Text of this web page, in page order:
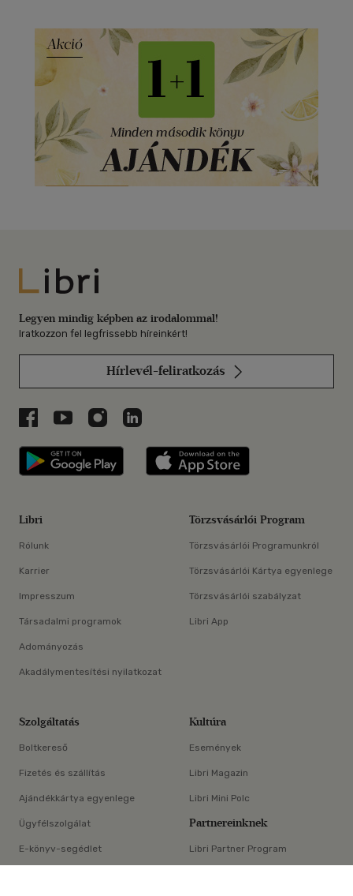
×
Libri
Legyen mindig képben az irodalommal!
Iratkozzon fel legfrissebb híreinkért!
Hírlevél-feliratkozás
Libri a Facebookon
Libri a Youtube-on
Libri az Instagramon
Libri a LinkedInen
Libri applikáció Szerezd meg: Google
Libri
Rólunk
Karrier
Impresszum
Társadalmi programok
Adományozás
Akadálymentesítési nyilatkozat
Törzsvásárlói Program
Törzsvásárlói Programunkról
Törzsvásárlói Kártya egyenlege
Törzsvásárlói szabályzat
Libri App
Szolgáltatás
Boltkereső
Fizetés és szállítás
Ajándékkártya egyenlege
Ügyfélszolgálat
E-könyv-segédlet
Kultúra
Események
Libri Magazin
Libri Mini Polc
Partnereinknek
Libri Partner Program